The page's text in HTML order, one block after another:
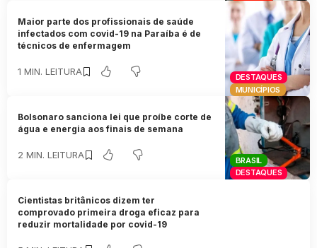
DESTAQUES
MUNICÍPIOS
Maior parte dos profissionais de saúde
infectados com covid-19 na Paraíba é de
técnicos de enfermagem
1 MIN. LEITURA
BRASIL
DESTAQUES
Bolsonaro sanciona lei que proíbe corte de
água e energia aos finais de semana
2 MIN. LEITURA
Cientistas britânicos dizem ter
comprovado primeira droga eficaz para
reduzir mortalidade por covid-19